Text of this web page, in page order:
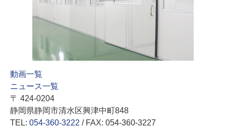
動画一覧
ニュース一覧
〒 424-0204
静岡県静岡市清水区興津中町848
TEL: 054-360-3222 / FAX: 054-360-3227